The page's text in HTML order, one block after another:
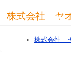
株式会社 ヤオ
株式会社